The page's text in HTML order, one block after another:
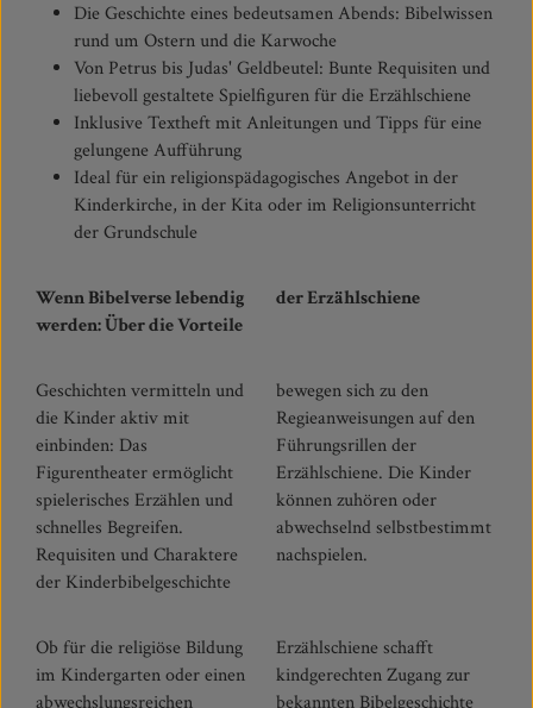
Die Geschichte eines bedeutsamen Abends: Bibelwissen
rund um Ostern und die Karwoche
Von Petrus bis Judas' Geldbeutel: Bunte Requisiten und
liebevoll gestaltete Spielfiguren für die Erzählschiene
Inklusive Textheft mit Anleitungen und Tipps für eine
gelungene Aufführung
Ideal für ein religionspädagogisches Angebot in der
Kinderkirche, in der Kita oder im Religionsunterricht
der Grundschule
Wenn Bibelverse lebendig
werden: Über die Vorteile
der Erzählschiene
Geschichten vermitteln und
die Kinder aktiv mit
einbinden: Das
Figurentheater ermöglicht
spielerisches Erzählen und
schnelles Begreifen.
Requisiten und Charaktere
der Kinderbibelgeschichte
bewegen sich zu den
Regieanweisungen auf den
Führungsrillen der
Erzählschiene. Die Kinder
können zuhören oder
abwechselnd selbstbestimmt
nachspielen.
Ob für die religiöse Bildung
im Kindergarten oder einen
abwechslungsreichen
Erzählschiene schafft
kindgerechten Zugang zur
bekannten Bibelgeschichte